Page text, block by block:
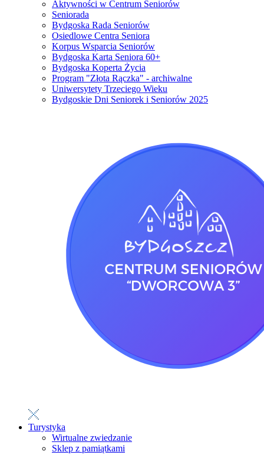
Aktywności w Centrum Seniorów
Seniorada
Bydgoska Rada Seniorów
Osiedlowe Centra Seniora
Korpus Wsparcia Seniorów
Bydgoska Karta Seniora 60+
Bydgoska Koperta Życia
Program "Złota Rączka" - archiwalne
Uniwersytety Trzeciego Wieku
Bydgoskie Dni Seniorek i Seniorów 2025
Turystyka
Wirtualne zwiedzanie
Sklep z pamiątkami